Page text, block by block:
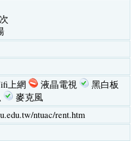
上網 液晶電視
黑白板
麥克風
ntuac/rent.htm